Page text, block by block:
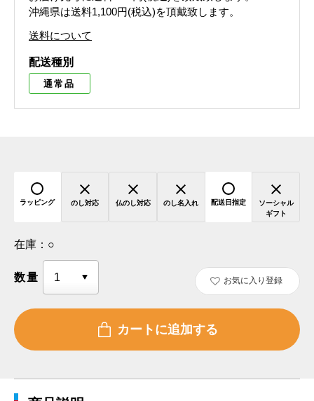
沖縄県は送料1,100円(税込)を頂戴致します。
送料について
配送種別
通常品
ラッピング のし対応 仏のし対応 のし名入れ 配送日指定
ソーシャル
ギフト
在庫： ○
数量 お気に入り登録